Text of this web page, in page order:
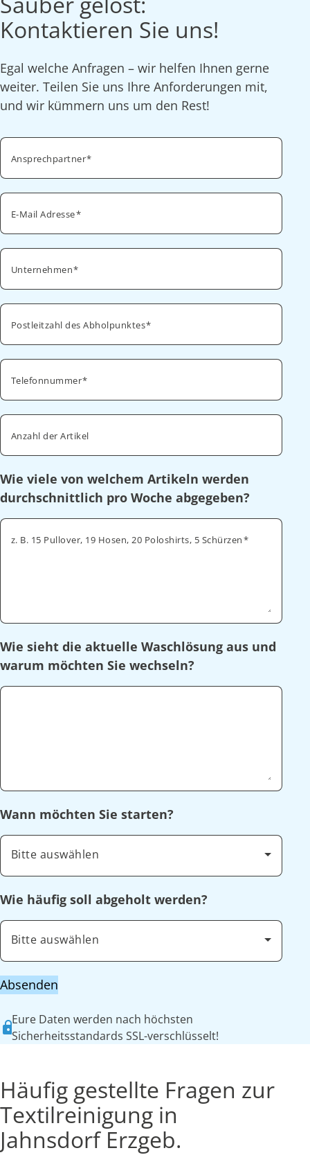
Kontaktieren Sie uns!
Egal welche Anfragen – wir helfen Ihnen gerne
weiter. Teilen Sie uns Ihre Anforderungen mit,
und wir kümmern uns um den Rest!
Ansprechpartner
E-Mail Adresse
Unternehmen
Postleitzahl des Abholpunktes
Telefonnummer
Anzahl der Artikel
Wie viele von welchem Artikeln werden
durchschnittlich pro Woche abgegeben?
z. B. 15 Pullover, 19 Hosen, 20 Poloshirts, 5 Schürzen
Wie sieht die aktuelle Waschlösung aus und
warum möchten Sie wechseln?
Wann möchten Sie starten?
Bitte auswählen
Wie häufig soll abgeholt werden?
Bitte auswählen
Absenden
Eure Daten werden nach höchsten
Sicherheitsstandards SSL-verschlüsselt!
Häufig gestellte Fragen zur
Textilreinigung in
Jahnsdorf Erzgeb.